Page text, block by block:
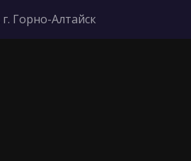
Горно-Алтайск